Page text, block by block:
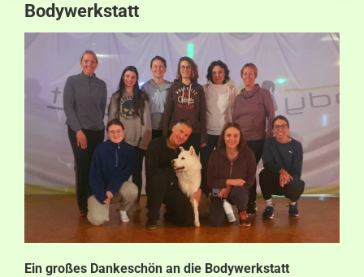
Helfen & Spenden
Der Verein
Ratgeber & Service
Aktuelles
Kontakt
Bodywerkstatt
Ein großes Dankeschön an die Bodywerkstatt